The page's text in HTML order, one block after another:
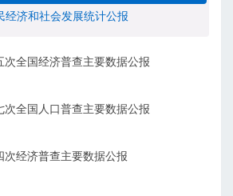
经济和社会发展统计公报
次全国经济普查主要数据公报
次全国人口普查主要数据公报
次经济普查主要数据公报